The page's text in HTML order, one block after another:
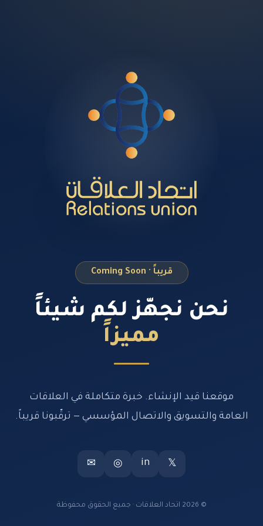
قريباً · Coming Soon
نحن نجهّز لكم شيئاً
مميزاً
موقعنا قيد الإنشاء. خبرة متكاملة في العلاقات
العامة والتسويق والاتصال المؤسسي — ترقّبونا قريباً.
𝕏
in
◎
✉
© 2026 اتحاد العلاقات · جميع الحقوق محفوظة